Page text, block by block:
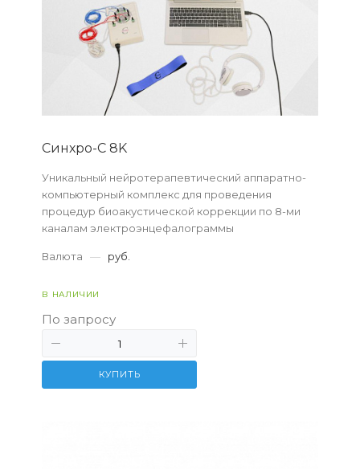
Синхро-С 8K
Уникальный нейротерапевтический аппаратно-
компьютерный комплекс для проведения
процедур биоакустической коррекции по 8-ми
каналам электроэнцефалограммы
Валюта — руб.
В НАЛИЧИИ
По запросу
КУПИТЬ